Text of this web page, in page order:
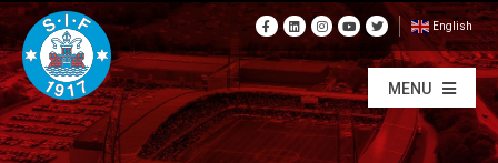
English
MENU